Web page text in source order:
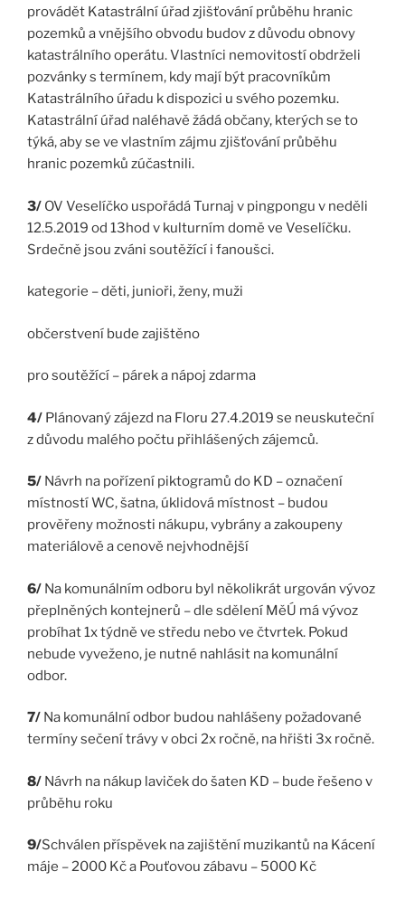
provádět Katastrální úřad zjišťování průběhu hranic
pozemků a vnějšího obvodu budov z důvodu obnovy
katastrálního operátu. Vlastníci nemovitostí obdrželi
pozvánky s termínem, kdy mají být pracovníkům
Katastrálního úřadu k dispozici u svého pozemku.
Katastrální úřad naléhavě žádá občany, kterých se to
týká, aby se ve vlastním zájmu zjišťování průběhu
hranic pozemků zúčastnili.
3/ OV Veselíčko uspořádá Turnaj v pingpongu v neděli
12.5.2019 od 13hod v kulturním domě ve Veselíčku.
Srdečně jsou zváni soutěžící i fanoušci.
kategorie – děti, junioři, ženy, muži
občerstvení bude zajištěno
pro soutěžící – párek a nápoj zdarma
4/ Plánovaný zájezd na Floru 27.4.2019 se neuskuteční
z důvodu malého počtu přihlášených zájemců.
5/ Návrh na pořízení piktogramů do KD – označení
místností WC, šatna, úklidová místnost – budou
prověřeny možnosti nákupu, vybrány a zakoupeny
materiálově a cenově nejvhodnější
6/ Na komunálním odboru byl několikrát urgován vývoz
přeplněných kontejnerů – dle sdělení MěÚ má vývoz
probíhat 1x týdně ve středu nebo ve čtvrtek. Pokud
nebude vyveženo, je nutné nahlásit na komunální
odbor.
7/ Na komunální odbor budou nahlášeny požadované
termíny sečení trávy v obci 2x ročně, na hřišti 3x ročně.
8/ Návrh na nákup laviček do šaten KD – bude řešeno v
průběhu roku
9/Schválen příspěvek na zajištění muzikantů na Kácení
máje – 2000 Kč a Pouťovou zábavu – 5000 Kč